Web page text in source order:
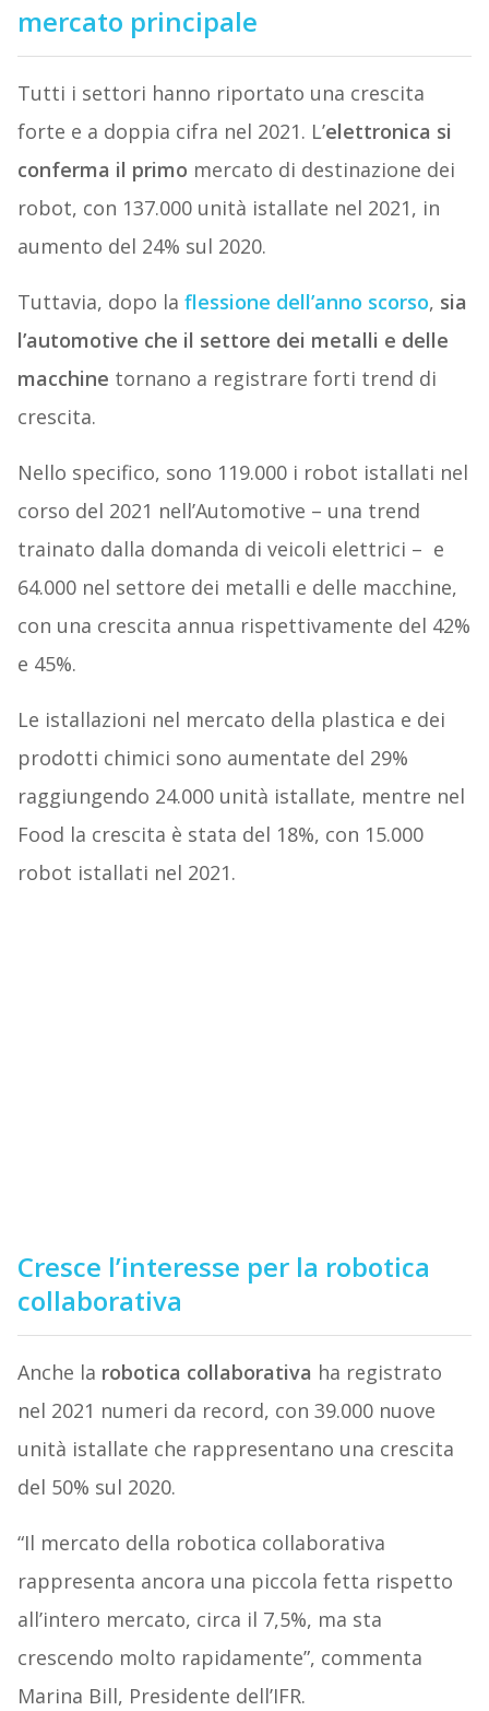
mercato principale
Tutti i settori hanno riportato una crescita
forte e a doppia cifra nel 2021. L’elettronica si
conferma il primo mercato di destinazione dei
robot, con 137.000 unità istallate nel 2021, in
aumento del 24% sul 2020.
Tuttavia, dopo la flessione dell’anno scorso, sia
l’automotive che il settore dei metalli e delle
macchine tornano a registrare forti trend di
crescita.
Nello specifico, sono 119.000 i robot istallati nel
corso del 2021 nell’Automotive – una trend
trainato dalla domanda di veicoli elettrici – e
64.000 nel settore dei metalli e delle macchine,
con una crescita annua rispettivamente del 42%
e 45%.
Le istallazioni nel mercato della plastica e dei
prodotti chimici sono aumentate del 29%
raggiungendo 24.000 unità istallate, mentre nel
Food la crescita è stata del 18%, con 15.000
robot istallati nel 2021.
Cresce l’interesse per la robotica
collaborativa
Anche la robotica collaborativa ha registrato
nel 2021 numeri da record, con 39.000 nuove
unità istallate che rappresentano una crescita
del 50% sul 2020.
“Il mercato della robotica collaborativa
rappresenta ancora una piccola fetta rispetto
all’intero mercato, circa il 7,5%, ma sta
crescendo molto rapidamente”, commenta
Marina Bill, Presidente dell’IFR.